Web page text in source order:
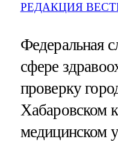
РЕДАКЦИЯ
Федеральная
сфере
проверку
Хабаровском
медицинском